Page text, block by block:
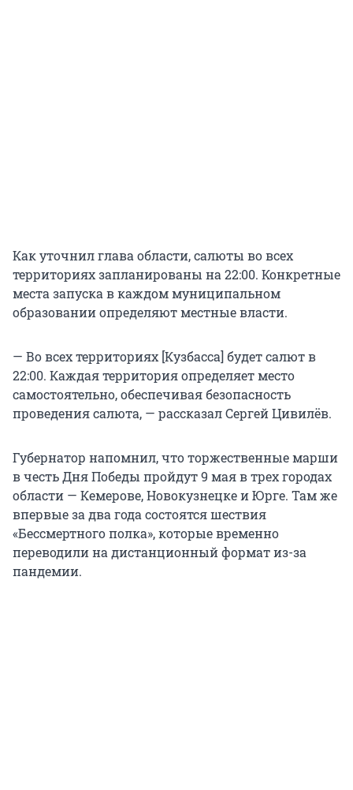
Как уточнил глава области, салюты во всех
территориях запланированы на 22:00. Конкретные
места запуска в каждом муниципальном
образовании определяют местные власти.
— Во всех территориях [Кузбасса] будет салют в
22:00. Каждая территория определяет место
самостоятельно, обеспечивая безопасность
проведения салюта, — рассказал Сергей Цивилёв.
Губернатор напомнил, что торжественные марши
в честь Дня Победы пройдут 9 мая в трех городах
области — Кемерове, Новокузнецке и Юрге. Там же
впервые за два года состоятся шествия
«Бессмертного полка», которые временно
переводили на дистанционный формат из-за
пандемии.